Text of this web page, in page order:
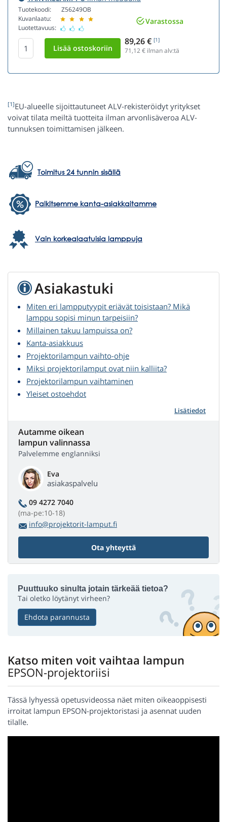
Tuotekoodi:
Kuvanlaatu:
Luotettavuus:
Z56249OB
Varastossa
89,26 € [1]
71,12€ ilman alv:tä
[1]EU-alueelle sijoittautuneet ALV-rekisteröidyt yritykset
voivat tilata meiltä tuotteita ilman arvonlisäveroa ALV-
tunnuksen toimittamisen jälkeen.
Toimitus 24 tunnin sisällä
Palkitsemme kanta-asiakkaitamme
Vain korkealaatuisia lamppuja
Asiakastuki
Miten eri lampputyypit eriävät toisistaan? Mikä
lamppu sopisi minun tarpeisiin?
Millainen takuu lampuissa on?
Kanta-asiakkuus
Projektorilampun vaihto-ohje
Miksi projektorilamput ovat niin kalliita?
Projektorilampun vaihtaminen
Yleiset ostoehdot
Lisätiedot
Autamme oikean
lampun valinnassa
Palvelemme englanniksi
Eva
asiakaspalvelu
09 4272 7040
(ma-pe:10-18)
info@projektorit-lamput.fi
Ota yhteyttä
Puuttuuko sinulta jotain tärkeää tietoa?
Tai oletko löytänyt virheen?
Ehdota parannusta
Katso miten voit vaihtaa lampun
EPSON-projektoriisi
Tässä lyhyessä opetusvideossa näet miten oikeaoppisesti
irroitat lampun EPSON-projektoristasi ja asennat uuden
tilalle.